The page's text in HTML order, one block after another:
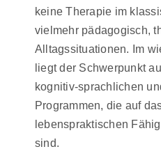
keine Therapie im
vielmehr pädagogisch,
Alltagssituationen. Im
liegt der Schwerpunkt
kognitiv-sprachlichen
Programmen, die auf
lebenspraktischen
sind.